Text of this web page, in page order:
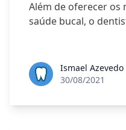
Além de oferecer os
saúde bucal, o
Ismael Azevedo
30/08/2021